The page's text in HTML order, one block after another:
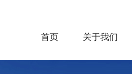
首页 关于我们